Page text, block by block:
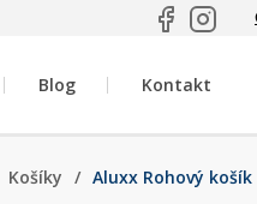
Blog Kontakt
Košíky / Aluxx Rohový